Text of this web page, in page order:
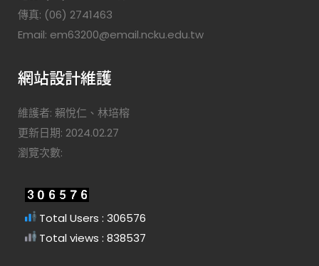
傳真: (06) 2741463
Email: em63200@email.ncku.edu.tw
網站設計維護
維護者: 賴悅仁、林培榕
更新日期: 2024.02.27
瀏覽次數:
Total Users : 306576
Total views : 838537